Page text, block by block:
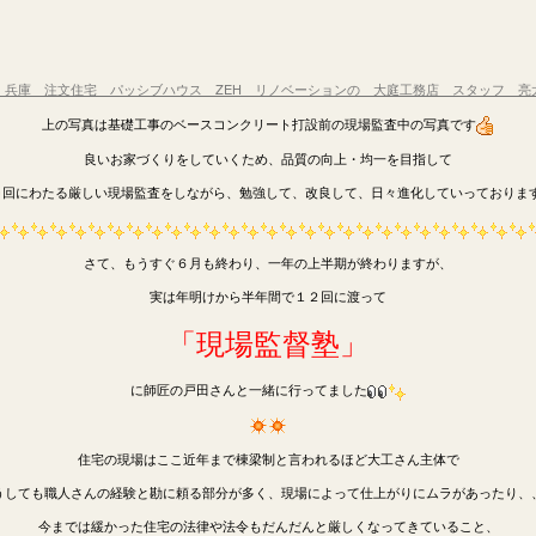
庫 注文住宅 パッシブハウス ZEH リノベーションの 大庭工務店 スタッフ 亮
上の写真は基礎工事のベースコンクリート打設前の現場監査中の写真です
良いお家づくりをしていくため、品質の向上・均一を目指して
回にわたる厳しい現場監査をしながら、勉強して、改良して、日々進化していっておりま
さて、もうすぐ６月も終わり、一年の上半期が終わりますが、
実は年明けから半年間で１２回に渡って
「現場監督塾」
に師匠の戸田さんと一緒に行ってました
住宅の現場はここ近年まで棟梁制と言われるほど大工さん主体で
しても職人さんの経験と勘に頼る部分が多く、現場によって仕上がりにムラがあったり、
今までは緩かった住宅の法律や法令もだんだんと厳しくなってきていること、